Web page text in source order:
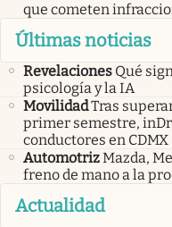
que cometen
Últimas noticias
Revelaciones Qué
psicología y la IA
MovilidadTras
primer semestre,
conductores en CDMX
AutomotrizMazda,
freno de mano a la
Actualidad